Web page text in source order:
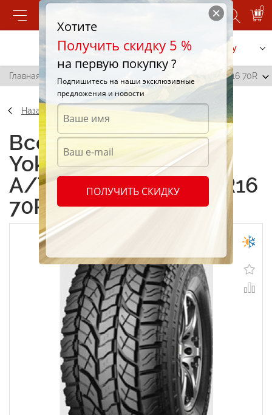
0
Позвонить Заказать услугу
Главная / Yokohama Geolandar A/T-S (G012) 255/70 R16 70R
Назад
Всесезонные шины
Yokohama Geolandar
A/T-S (G012) 255/70 R16
70R
Хотите
Получить скидку 5 %
на первую покупку ?
Подпишитесь на наши эксклюзивные
предложения и новости
ПОЛУЧИТЬ СКИДКУ